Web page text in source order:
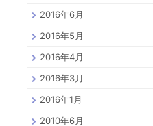
2016年6月
2016年5月
2016年4月
2016年3月
2016年1月
2010年6月